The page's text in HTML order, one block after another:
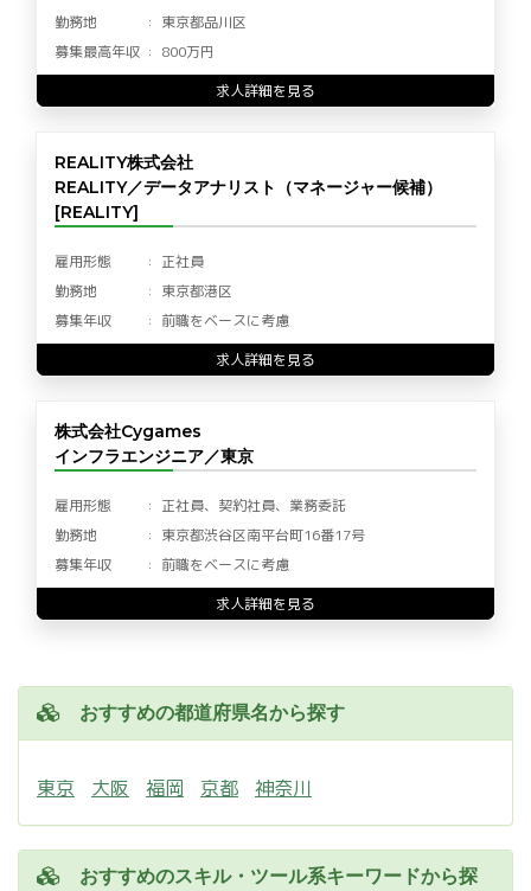
勤務地
東京都品川区
募集最高年収
800万円
求人詳細を見る
REALITY株式会社
REALITY／データアナリスト（マネージャー候補）
[REALITY]
雇用形態
正社員
勤務地
東京都港区
募集年収
前職をベースに考慮
求人詳細を見る
株式会社Cygames
インフラエンジニア／東京
雇用形態
正社員、契約社員、業務委託
勤務地
東京都渋谷区南平台町16番17号
募集年収
前職をベースに考慮
求人詳細を見る
おすすめの都道府県名から探す
東京 大阪 福岡 京都 神奈川
おすすめのスキル・ツール系キーワードから探